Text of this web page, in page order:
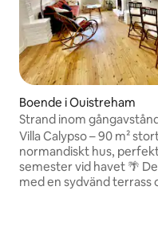
Boende i Ouistreham
Strand inom
personer, terrass och grill
Villa Calypso – 90 m²
normandiskt hus,
semester vid havet 🌴 Detta ljusa hus
med en sydvänd terrass